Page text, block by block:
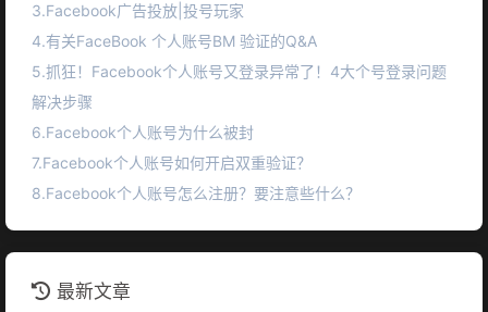
3.Facebook广告投放|投号玩家
4.有关FaceBook 个人账号BM 验证的Q&A
5.抓狂！Facebook个人账号又登录异常了！4大个号登录问题
解决步骤
6.Facebook个人账号为什么被封
7.Facebook个人账号如何开启双重验证？
8.Facebook个人账号怎么注册？要注意些什么？
最新文章